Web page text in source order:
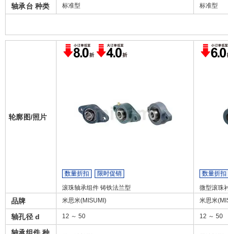
轴承台 种类 标准型 标准型
轮廓图/照片
数量折扣
限时促销
滚珠轴承组件 铸铁法兰型
数量折扣
微型滚珠
品牌 米思米(MISUMI) 米思米
轴孔径 d 12 ～ 50 12 ～ 50
轴承组件 种